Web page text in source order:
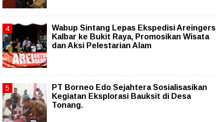
Wabup Sintang Lepas Ekspedisi Areingers
Kalbar ke Bukit Raya, Promosikan Wisata
dan Aksi Pelestarian Alam
PT Borneo Edo Sejahtera Sosialisasikan
Kegiatan Eksplorasi Bauksit di Desa
Tonang.